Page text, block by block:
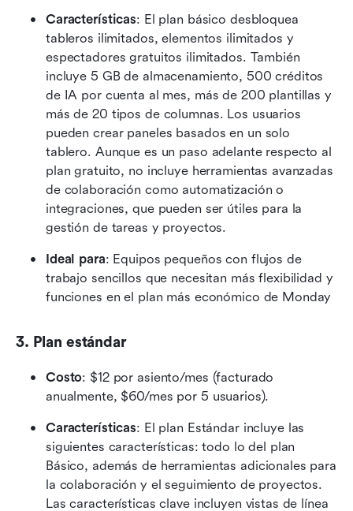
Características: El plan básico desbloquea
tableros ilimitados, elementos ilimitados y
espectadores gratuitos ilimitados. También
incluye 5 GB de almacenamiento, 500 créditos
de IA por cuenta al mes, más de 200 plantillas y
más de 20 tipos de columnas. Los usuarios
pueden crear paneles basados en un solo
tablero. Aunque es un paso adelante respecto al
plan gratuito, no incluye herramientas avanzadas
de colaboración como automatización o
integraciones, que pueden ser útiles para la
gestión de tareas y proyectos.
Ideal para: Equipos pequeños con flujos de
trabajo sencillos que necesitan más flexibilidad y
funciones en el plan más económico de Monday
3. Plan estándar
Costo: $12 por asiento/mes (facturado
anualmente, $60/mes por 5 usuarios).
Características: El plan Estándar incluye las
siguientes características: todo lo del plan
Básico, además de herramientas adicionales para
la colaboración y el seguimiento de proyectos.
Las características clave incluyen vistas de línea